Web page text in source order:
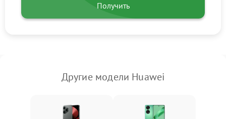
Получить
Другие модели Huawei